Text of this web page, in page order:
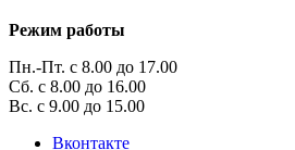
Режим работы
Пн.-Пт. с 8.00 до 17.00
Сб. с 8.00 до 16.00
Вс. с 9.00 до 15.00
Вконтакте